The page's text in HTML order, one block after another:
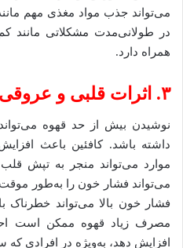
می‌تواند جذب مواد مغذی مهم
در طولانی‌مدت مشکلاتی مانند
همراه دارد.
۳. اثرات قلبی و عروقی
نوشیدن بیش از حد قهوه
داشته باشد. کافئین باعث
موارد می‌تواند منجر به تپش
می‌تواند فشار خون را به‌طور موقت
فشار خون بالا می‌تواند خطرناک
مصرف زیاد قهوه ممکن است
افزایش دهد، به‌ویژه در افرادی که